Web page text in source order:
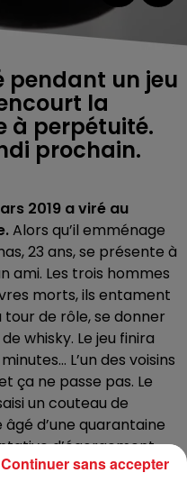
pendant un jeu
la
à perpétuité.
prochain.
2019 a viré au
Alors qu’il emménage
23 ans, se présente à
ami. Les trois hommes
morts, ils entament
tour de rôle, se donner
whisky. Le jeu finira
L’un des voisins
ça ne passe pas. Le
un couteau de
âgé d’une quarantaine
d’égorgement
d’après la police.
Continuer sans accepter